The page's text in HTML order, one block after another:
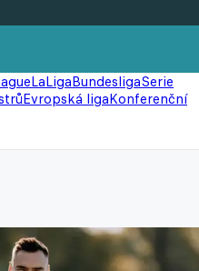
LaLigaBundesligaSerie
Evropská ligaKonferenční